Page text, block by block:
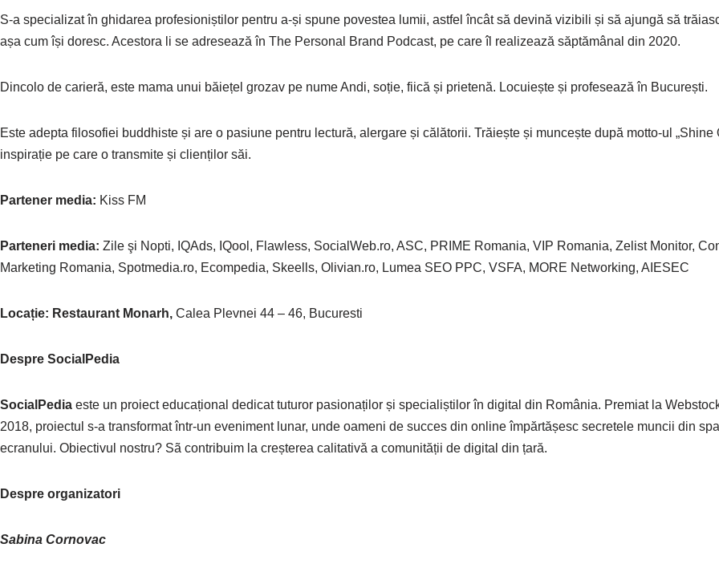
S-a specializat în ghidarea profesioniștilor pentru a-și spune povestea lumii, astfel încât să devină vizibili și să ajungă să
așa cum își doresc. Acestora li se adresează în The Personal Brand Podcast, pe care îl realizează săptămânal din 2020.
Dincolo de carieră, este mama unui băiețel grozav pe nume Andi, soție, fiică și prietenă. Locuiește și profesează în București.
Este adepta filosofiei buddhiste și are o pasiune pentru lectură, alergare și călătorii. Trăiește și muncește după motto-ul „Shine
inspirație pe care o transmite și clienților săi.
Partener media: Kiss FM
Parteneri media: Zile şi Nopti, IQAds, IQool, Flawless, SocialWeb.ro, ASC, PRIME Romania, VIP Romania, Zelist Monitor,
Marketing Romania, Spotmedia.ro, Ecompedia, Skeells, Olivian.ro, Lumea SEO PPC, VSFA, MORE Networking, AIESEC
Locație: Restaurant Monarh, Calea Plevnei 44 – 46, Bucuresti
Despre SocialPedia
SocialPedia este un proiect educațional dedicat tuturor pasionaților și specialiștilor în digital din România. Premiat la
2018, proiectul s-a transformat într-un eveniment lunar, unde oameni de succes din online împărtășesc secretele muncii din
ecranului. Obiectivul nostru? Sã contribuim la creșterea calitativă a comunității de digital din țară.
Despre organizatori
Sabina Cornovac